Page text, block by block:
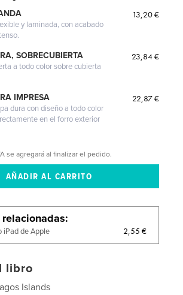
y laminada, con acabado
13,20 €
SOBRECUBIERTA
a todo color sobre cubierta
23,84 €
IMPRESA
dura con diseño a todo color
en el forro exterior
22,87 €
se agregará al finalizar el pedido.
iPad de Apple 2,55 €
libro
Islands